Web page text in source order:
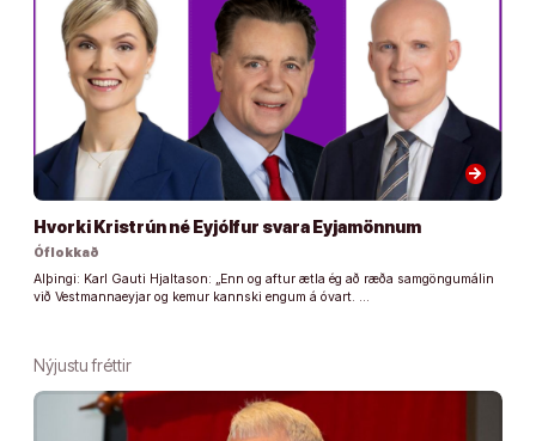
arrow_forward
Hvorki Kristrún né Eyjólfur svara Eyjamönnum
Óflokkað
Alþingi: Karl Gauti Hjaltason: „Enn og aftur ætla ég að ræða samgöngumálin
við Vestmannaeyjar og kemur kannski engum á óvart. …
Nýjustu fréttir